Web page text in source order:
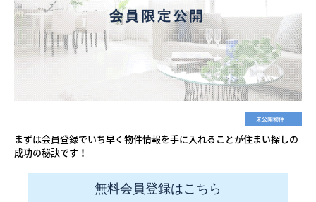
未公開物件
まずは会員登録でいち早く物件情報を手に入れることが住まい探しの
成功の秘訣です！
無料会員登録はこちら